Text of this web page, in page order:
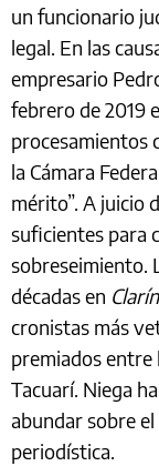
un funcionario
legal. En las
empresario
febrero de 2019
procesamientos
la Cámara
mérito”. A juicio
suficientes para
sobreseimiento.
décadas en Clarín
cronistas más
premiados entre
Tacuarí. Niega
abundar sobre
periodística.